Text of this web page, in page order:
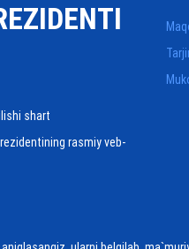
shart
rasmiy veb-